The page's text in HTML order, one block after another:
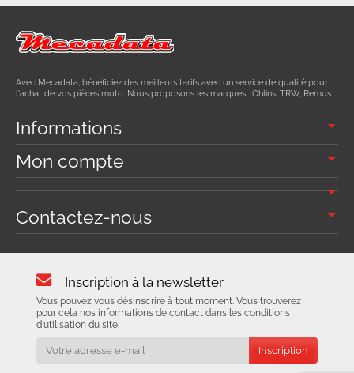
Avec Mecadata, bénéficiez des meilleurs tarifs avec un service de qualité pour
l'achat de vos pièces moto. Nous proposons les marques : Ohlins, TRW, Remus ...
Informations
Mon compte
Contactez-nous
Inscription à la newsletter
Vous pouvez vous désinscrire à tout moment. Vous trouverez
pour cela nos informations de contact dans les conditions
d'utilisation du site.